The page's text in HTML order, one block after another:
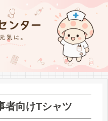
者向けTシャツ